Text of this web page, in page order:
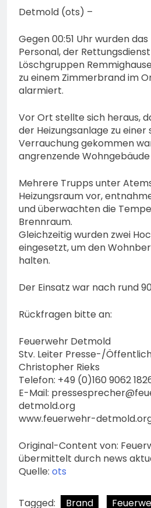
Detmold (ots) –
Gegen 00:51 Uhr wurden
Personal, der
Löschgruppen
zu einem Zimmerbrand im
alarmiert.
Vor Ort stellte sich heraus,
der Heizungsanlage zu
Verrauchung gekommen
angrenzende
Mehrere Trupps unter
Heizungsraum vor,
und überwachten die
Brennraum.
Gleichzeitig wurden zwei
eingesetzt, um den
halten.
Der Einsatz war nach rund
Rückfragen bitte an:
Feuerwehr Detmold
Stv. Leiter Presse-/
Christopher Rieks
Telefon: +49 (0)160 9062
E-Mail:
detmold.org
www.feuerwehr-
Original-Content von:
übermittelt durch news
Quelle: ots
Tagged: Brand